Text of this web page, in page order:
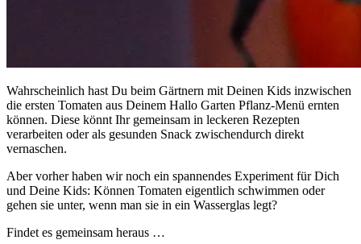
Wahrscheinlich hast Du beim Gärtnern mit Deinen Kids inzwischen
die ersten Tomaten aus Deinem Hallo Garten Pflanz-Menü ernten
können. Diese könnt Ihr gemeinsam in leckeren Rezepten
verarbeiten oder als gesunden Snack zwischendurch direkt
vernaschen.
Aber vorher haben wir noch ein spannendes Experiment für Dich
und Deine Kids: Können Tomaten eigentlich schwimmen oder
gehen sie unter, wenn man sie in ein Wasserglas legt?
Findet es gemeinsam heraus …